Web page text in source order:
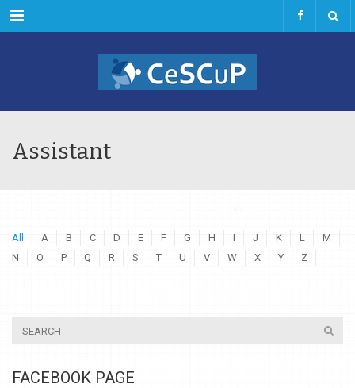
Menu
Assistant
All A B C D E F G H I J K L
M
N
O P Q R S T U V W X Y Z
FACEBOOK PAGE